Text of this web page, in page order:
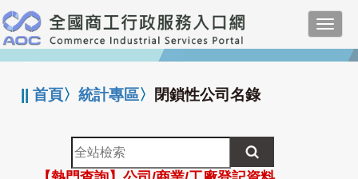
跳
到
主
要
:::
||首頁〉統計專區〉 閉鎖性公司名錄
全
站